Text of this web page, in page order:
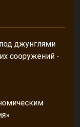
джунглями
сооружений -